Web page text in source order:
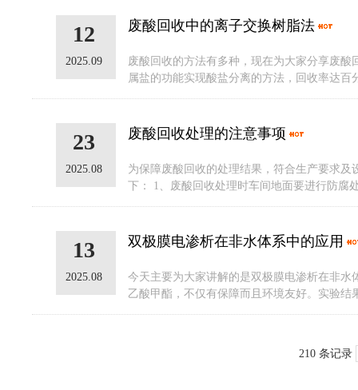
12
2025.09
废酸回收中的离子交换树脂法
废酸回收的方法有多种，现在为大家分享废
属盐的功能实现酸盐分离的方法，回收率达
23
2025.08
废酸回收处理的注意事项
为保障废酸回收的处理结果，符合生产要求
下： 1、废酸回收处理时车间地面要进行防腐
13
2025.08
双极膜电渗析在非水体系中的应用
今天主要为大家讲解的是双极膜电渗析在非
乙酸甲酯，不仅有保障而且环境友好。实验
210 条记录